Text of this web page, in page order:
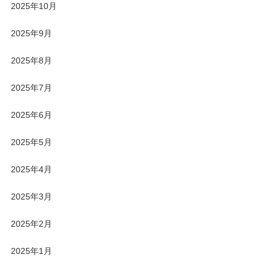
2025年10月
2025年9月
2025年8月
2025年7月
2025年6月
2025年5月
2025年4月
2025年3月
2025年2月
2025年1月